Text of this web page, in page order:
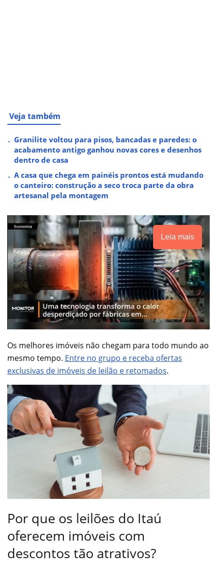
Veja também
Granilite voltou para pisos, bancadas e paredes: o
acabamento antigo ganhou novas cores e desenhos
dentro de casa
A casa que chega em painéis prontos está mudando
o canteiro: construção a seco troca parte da obra
artesanal pela montagem
Leia mais
Os melhores imóveis não chegam para todo mundo ao
mesmo tempo. Entre no grupo e receba ofertas
exclusivas de imóveis de leilão e retomados.
Por que os leilões do Itaú
oferecem imóveis com
descontos tão atrativos?